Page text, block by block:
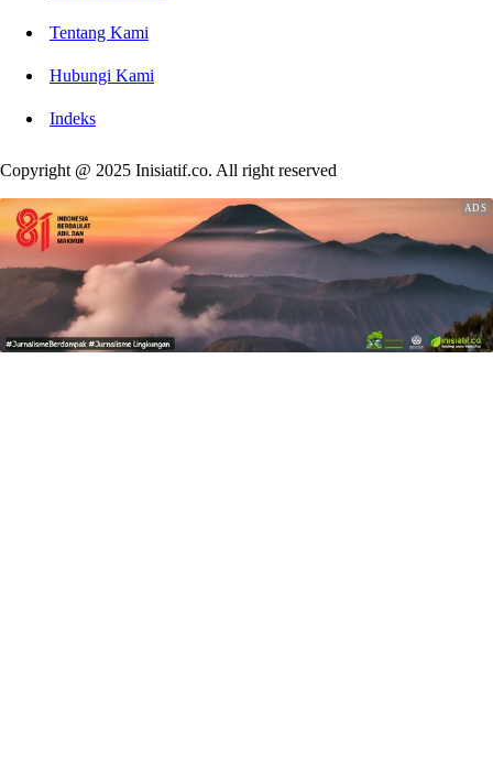
Tentang Kami
Hubungi Kami
Indeks
Copyright @ 2025 Inisiatif.co. All right reserved